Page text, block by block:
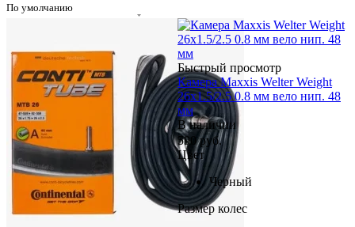
По умолчанию
Быстрый просмотр
Камера Maxxis Welter Weight
26x1.5/2.5 0.8 мм вело нип. 48
мм
В наличии
590руб.
Цвет
Черный
Размер колес